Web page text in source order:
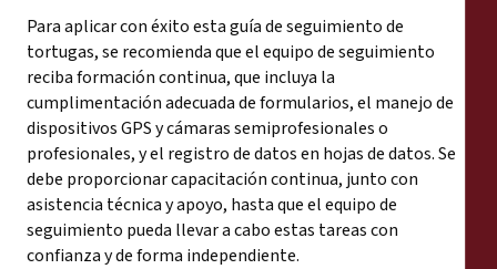
Training Materials
Briefing Papers
Legal Submissions
Declarations
Para aplicar con éxito esta guía de seguimiento de
tortugas, se recomienda que el equipo de seguimiento
reciba formación continua, que incluya la
cumplimentación adecuada de formularios, el manejo de
dispositivos GPS y cámaras semiprofesionales o
profesionales, y el registro de datos en hojas de datos. Se
debe proporcionar capacitación continua, junto con
asistencia técnica y apoyo, hasta que el equipo de
seguimiento pueda llevar a cabo estas tareas con
confianza y de forma independiente.